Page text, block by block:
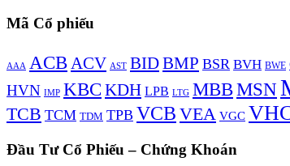
Mã Cổ phiếu
AAA ACB ACV AST BIDBMP BSR BVH BWE
HVN IMP KBC KDH LPB LTG MBBMSN
TCB TCM TDM TPB VCB VEA VGC
Đầu Tư Cổ Phiếu – Chứng Khoán